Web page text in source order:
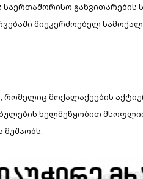
განვითარების
მიუკერძოებელ
რომელიც მოქალაქეების
ხელშეწყობით
მუშაობს.